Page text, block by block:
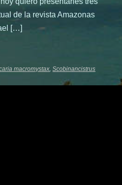
de la revista Amazonas
[…]
macromystax,Scobinancistrus